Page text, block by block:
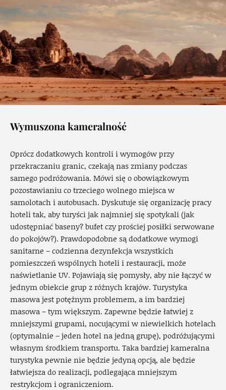
Wymuszona kameralność
Oprócz dodatkowych kontroli i wymogów przy
przekraczaniu granic, czekają nas zmiany podczas
samego podróżowania. Mówi się o obowiązkowym
pozostawianiu co trzeciego wolnego miejsca w
samolotach i autobusach. Dyskutuje się organizację pracy
hoteli tak, aby turyści jak najmniej się spotykali (jak
udostępniać baseny? bufet czy prościej posiłki serwowane
do pokojów?). Prawdopodobne są dodatkowe wymogi
sanitarne – codzienna dezynfekcja wszystkich
pomieszczeń wspólnych hoteli i restauracji, może
naświetlanie UV. Pojawiają się pomysły, aby nie łączyć w
jednym obiekcie grup z różnych krajów. Turystyka
masowa jest potężnym problemem, a im bardziej
masowa – tym większym. Zapewne będzie łatwiej z
mniejszymi grupami, nocującymi w niewielkich hotelach
(optymalnie – jeden hotel na jedną grupę), podróżującymi
własnym środkiem transportu. Taka bardziej kameralna
turystyka pewnie nie będzie jedyną opcją, ale będzie
łatwiejsza do realizacji, podlegająca mniejszym
restrykcjom i ograniczeniom.